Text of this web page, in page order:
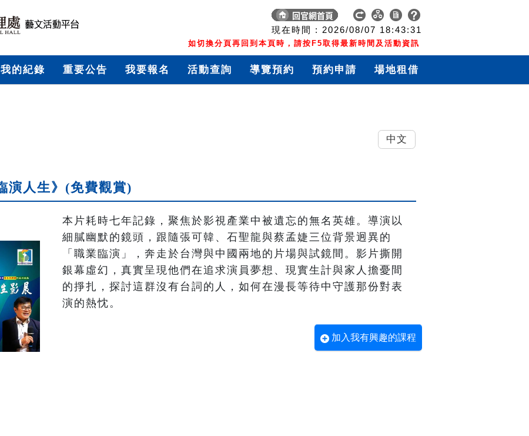
現在時間 : 2026/08/07 18:43:31
如切換分頁再回到本頁時，請按F5取得最新時間及活動資訊
我的紀錄 重要公告 我要報名 活動查詢 導覽預約 預約申請 場地租借
演人生》(免費觀賞)
本片耗時七年記錄，聚焦於影視產業中被遺忘的無名英雄。導演以
細膩幽默的鏡頭，跟隨張可韓、石聖龍與蔡孟婕三位背景迥異的
「職業臨演」，奔走於台灣與中國兩地的片場與試鏡間。影片撕開
銀幕虛幻，真實呈現他們在追求演員夢想、現實生計與家人擔憂間
的掙扎，探討這群沒有台詞的人，如何在漫長等待中守護那份對表
演的熱忱。
加入我有興趣的課程